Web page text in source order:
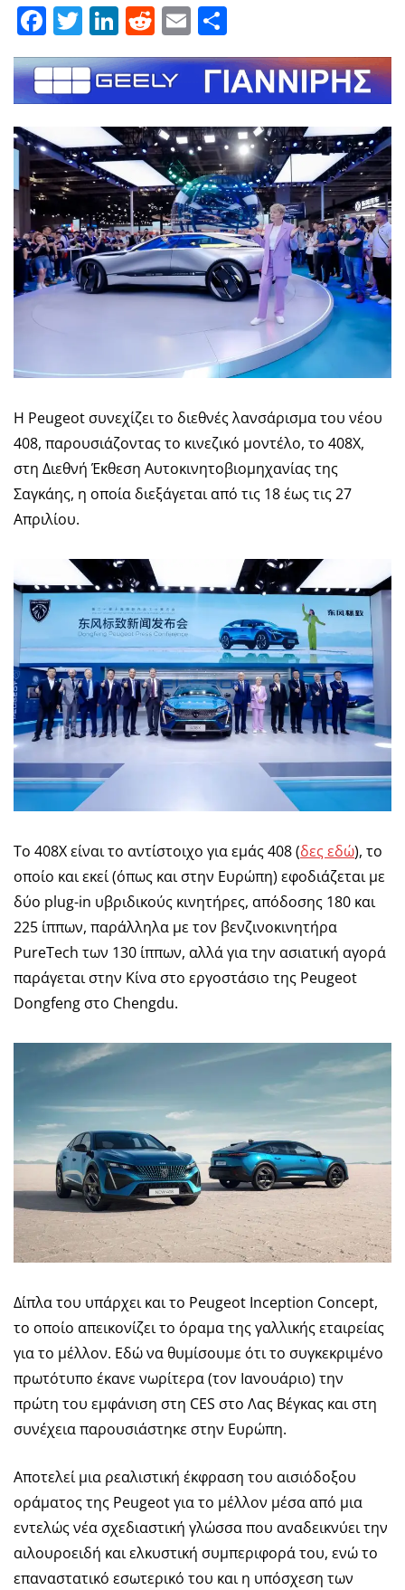
Facebook
Twitter
LinkedIn
Reddit
Email
Η Peugeot συνεχίζει το διεθνές λανσάρισμα του νέου
408, παρουσιάζοντας το κινεζικό μοντέλο, το 408X,
στη Διεθνή Έκθεση Αυτοκινητοβιομηχανίας της
Σαγκάης, η οποία διεξάγεται από τις 18 έως τις 27
Απριλίου.
Το 408Χ είναι το αντίστοιχο για εμάς 408 (δες εδώ), το
οποίο και εκεί (όπως και στην Ευρώπη) εφοδιάζεται με
δύο plug-in υβριδικούς κινητήρες, απόδοσης 180 και
225 ίππων, παράλληλα με τον βενζινοκινητήρα
PureTech των 130 ίππων, αλλά για την ασιατική αγορά
παράγεται στην Κίνα στο εργοστάσιο της Peugeot
Dongfeng στο Chengdu.
Δίπλα του υπάρχει και το Peugeot Inception Concept,
το οποίο απεικονίζει το όραμα της γαλλικής εταιρείας
για το μέλλον. Εδώ να θυμίσουμε ότι το συγκεκριμένο
πρωτότυπο έκανε νωρίτερα (τον Ιανουάριο) την
πρώτη του εμφάνιση στη CES στο Λας Βέγκας και στη
συνέχεια παρουσιάστηκε στην Ευρώπη.
Αποτελεί μια ρεαλιστική έκφραση του αισιόδοξου
οράματος της Peugeot για το μέλλον μέσα από μια
εντελώς νέα σχεδιαστική γλώσσα που αναδεικνύει την
αιλουροειδή και ελκυστική συμπεριφορά του, ενώ το
επαναστατικό εσωτερικό του και η υπόσχεση των